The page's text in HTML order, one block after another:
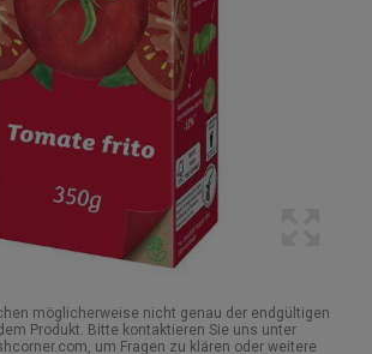
möglicherweise nicht genau der endgültigen
Produkt. Bitte kontaktieren Sie uns unter
um Fragen zu klären oder weitere